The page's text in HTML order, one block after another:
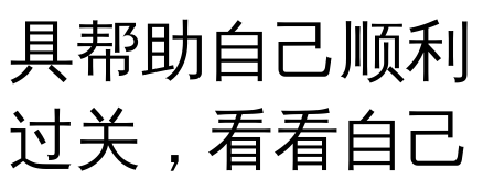
具帮助自己顺利
过关，看看自己